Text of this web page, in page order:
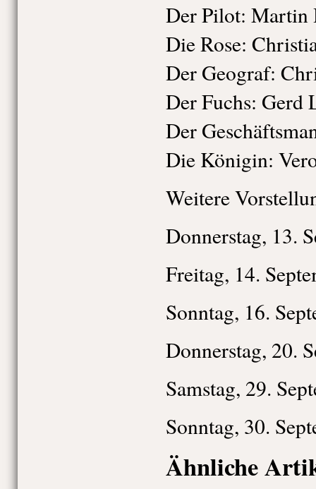
Der Pilot: Martin
Die Rose:
Der Geograf:
Der Fuchs: Gerd
Der
Die Königin:
Weitere
Donnerstag, 13.
Freitag, 14.
Sonntag, 16.
Donnerstag, 20.
Samstag, 29.
Sonntag, 30.
Ähnliche